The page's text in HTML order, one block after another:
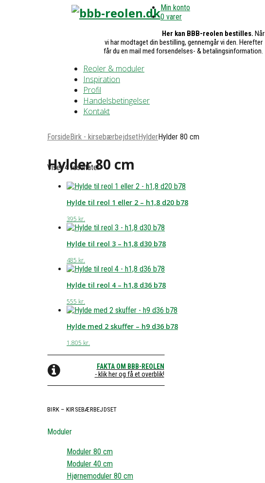
Min konto
0 varer
Her kan BBB-reolen bestilles. Når
vi har modtaget din bestilling, gennemgår vi den. Herefter
får du en mail med forsendelses- & betalingsinformation.
Reoler & moduler
Inspiration
Profil
Handelsbetingelser
Kontakt
ForsideBirk - kirsebærbejdsetHylderHylder 80 cm
Hylder 80 cm
Viser 4 resultater
Hylde til reol 1 eller 2 – h1,8 d20 b78
395 kr.
Hylde til reol 3 – h1,8 d30 b78
485 kr.
Hylde til reol 4 – h1,8 d36 b78
555 kr.
Hylde med 2 skuffer – h9 d36 b78
1.805 kr.
FAKTA OM BBB-REOLEN
- klik her og få et overblik!
BIRK – KIRSEBÆRBEJDSET
Moduler
Moduler 80 cm
Moduler 40 cm
Hjørnemoduler 80 cm